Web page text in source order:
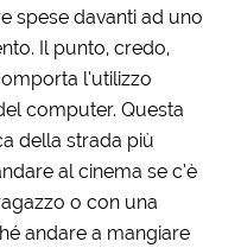
spese davanti ad uno
Il punto, credo,
l’utilizzo
computer. Questa
della strada più
al cinema se c’è
o con una
andare a mangiare